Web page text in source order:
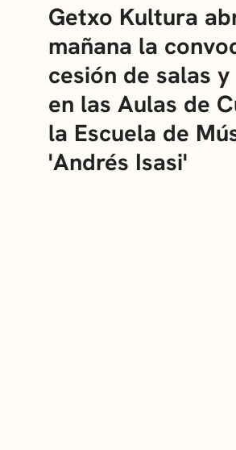
Getxo Kultura
mañana la
cesión de salas
en las Aulas de
la Escuela de
'Andrés Isasi'